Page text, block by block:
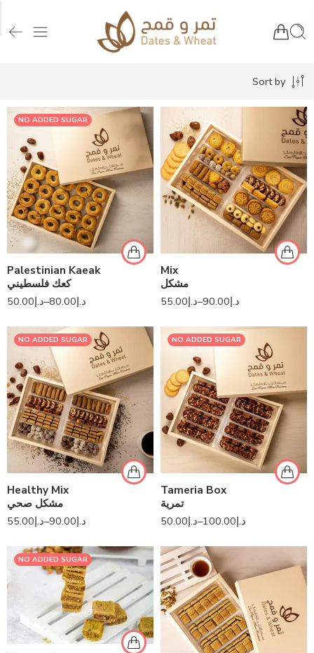
Sort by
NO ADDED SUGAR
Palestinian Kaeak
كعك فلسطيني
د.إ50.00 – د.إ80.00
Mix
مشكل
د.إ55.00 – د.إ90.00
NO ADDED SUGAR
Healthy Mix
مشكل صحي
د.إ55.00 – د.إ90.00
NO ADDED SUGAR
Tameria Box
تمرية
د.إ50.00 – د.إ100.00
NO ADDED SUGAR